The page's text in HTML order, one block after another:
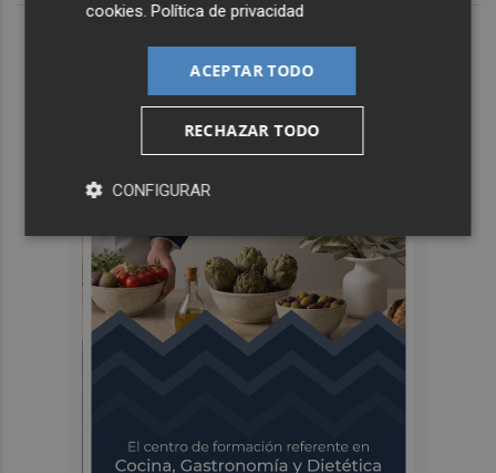
cookies .Política de privacidad
ACEPTAR TODO
RECHAZAR TODO
CONFIGURAR